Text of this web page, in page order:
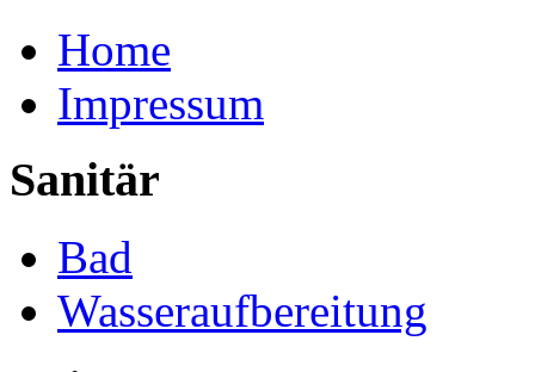
Home
Impressum
Sanitär
Bad
Wasseraufbereitung